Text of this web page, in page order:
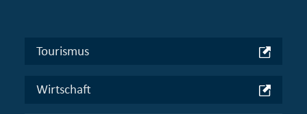
Tourismus
Wirtschaft